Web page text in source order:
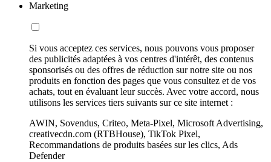
Marketing
Si vous acceptez ces services, nous pouvons vous proposer
des publicités adaptées à vos centres d'intérêt, des contenus
sponsorisés ou des offres de réduction sur notre site ou nos
produits en fonction des pages que vous consultez et de vos
achats, tout en évaluant leur succès. Avec votre accord, nous
utilisons les services tiers suivants sur ce site internet :
AWIN, Sovendus, Criteo, Meta-Pixel, Microsoft Advertising,
creativecdn.com (RTBHouse), TikTok Pixel,
Recommandations de produits basées sur les clics, Ads
Defender